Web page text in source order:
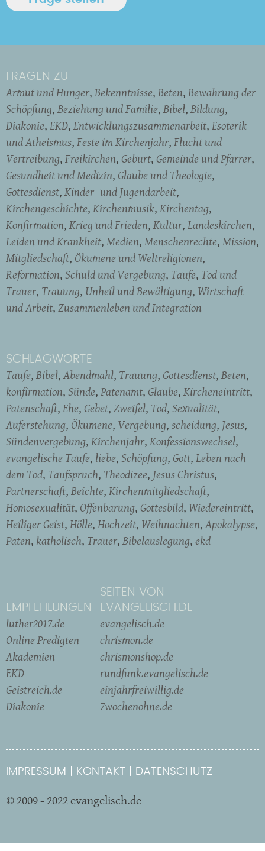
FRAGEN ZU
Armut und Hunger Bekenntnisse Beten Bewahrung der
Schöpfung Beziehung und Familie Bibel Bildung
Diakonie EKD Entwicklungszusammenarbeit Esoterik
und Atheismus Feste im Kirchenjahr Flucht und
Vertreibung Freikirchen Geburt Gemeinde und Pfarrer
Gesundheit und Medizin Glaube und Theologie
Gottesdienst Kinder- und Jugendarbeit
Kirchengeschichte Kirchenmusik Kirchentag
Konfirmation Krieg und Frieden Kultur Landeskirchen
Leiden und Krankheit Medien Menschenrechte Mission
Mitgliedschaft Ökumene und Weltreligionen
Reformation Schuld und Vergebung Taufe Tod und
Trauer Trauung Unheil und Bewältigung Wirtschaft
und Arbeit Zusammenleben und Integration
SCHLAGWORTE
Taufe Bibel Abendmahl Trauung Gottesdienst Beten
konfirmation Sünde Patenamt Glaube Kircheneintritt
Patenschaft Ehe Gebet Zweifel Tod Sexualität
Auferstehung Ökumene Vergebung scheidung Jesus
Sündenvergebung Kirchenjahr Konfessionswechsel
evangelische Taufe liebe Schöpfung Gott Leben nach
dem Tod Taufspruch Theodizee Jesus Christus
Partnerschaft Beichte Kirchenmitgliedschaft
Homosexualität Offenbarung Gottesbild Wiedereintritt
Heiliger Geist Hölle Hochzeit Weihnachten Apokalypse
Paten katholisch Trauer Bibelauslegung ekd
EMPFEHLUNGEN
luther2017.de
Online Predigten
Akademien
EKD
Geistreich.de
Diakonie
SEITEN VON
EVANGELISCH.DE
evangelisch.de
chrismon.de
chrismonshop.de
rundfunk.evangelisch.de
einjahrfreiwillig.de
7wochenohne.de
IMPRESSUM KONTAKT DATENSCHUTZ
© 2009 - 2022 evangelisch.de